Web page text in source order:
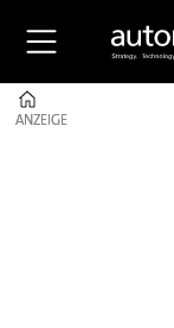
ANZEIGE
ANZEIGE